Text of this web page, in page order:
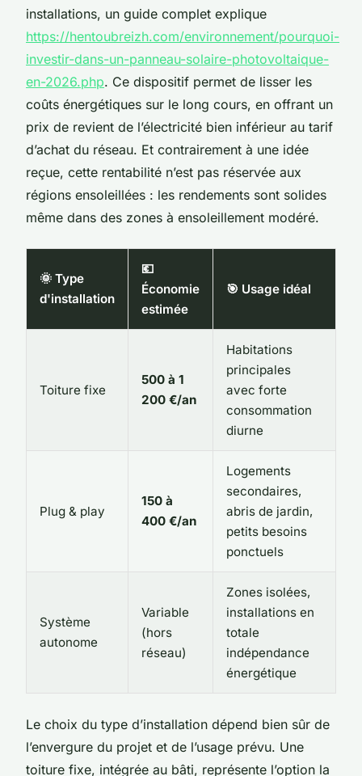
installations, un guide complet explique
https://hentoubreizh.com/environnement/pourquoi-
investir-dans-un-panneau-solaire-photovoltaique-
en-2026.php. Ce dispositif permet de lisser les
coûts énergétiques sur le long cours, en offrant un
prix de revient de l’électricité bien inférieur au tarif
d’achat du réseau. Et contrairement à une idée
reçue, cette rentabilité n’est pas réservée aux
régions ensoleillées : les rendements sont solides
même dans des zones à ensoleillement modéré.
🌞 Type
d'installation
💶
Économie
estimée
🎯 Usage idéal
Toiture fixe
500 à 1
200 €/an
Habitations
principales
avec forte
consommation
diurne
Plug & play
150 à
400 €/an
Logements
secondaires,
abris de jardin,
petits besoins
ponctuels
Système
autonome
Variable
(hors
réseau)
Zones isolées,
installations en
totale
indépendance
énergétique
Le choix du type d’installation dépend bien sûr de
l’envergure du projet et de l’usage prévu. Une
toiture fixe, intégrée au bâti, représente l’option la